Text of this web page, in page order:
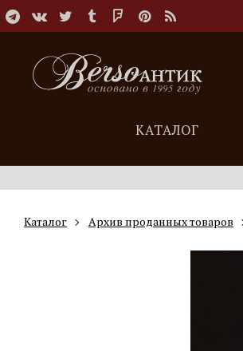
КАТАЛОГ
Каталог Архив проданных товаров